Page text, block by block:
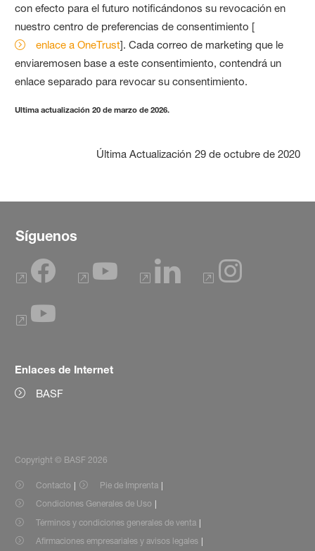
con efecto para el futuro notificándonos su revocación en
nuestro centro de preferencias de consentimiento [
enlace a OneTrust]. Cada correo de marketing que le
enviaremosen base a este consentimiento, contendrá un
enlace separado para revocar su consentimiento.
Ultima actualización 20 de marzo de 2026.
Última Actualización 29 de octubre de 2020
Síguenos
Enlaces de Internet
BASF
Copyright © BASF 2026
Contacto
Pie de Imprenta
Condiciones Generales de Uso
Términos y condiciones generales de venta
Afirmaciones empresariales y avisos legales